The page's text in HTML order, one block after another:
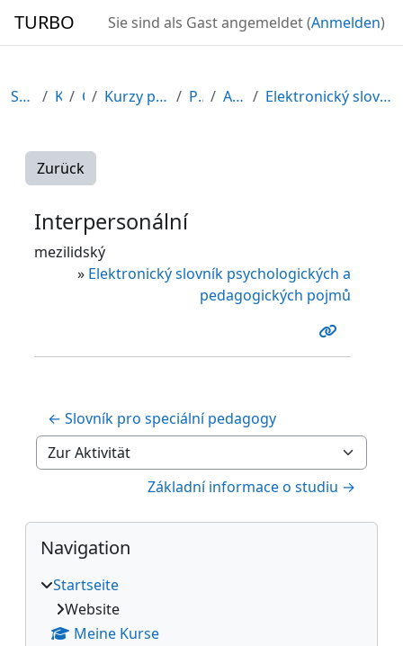
TURBO Sie sind als Gast angemeldet (Anmelden)
Startseite Kurse CDV Kurzy připravené v rámci ESF POR12_1 Allgemeines Elektronický slovník psychologických a pedagogický...
Zurück
Interpersonální
mezilidský
» Elektronický slovník psychologických a
pedagogických pojmů
← Slovník pro speciální pedagogy
Zur Aktivität
Základní informace o studiu →
Blöcke
Navigation überspringen
Navigation
Startseite
Website
Meine Kurse